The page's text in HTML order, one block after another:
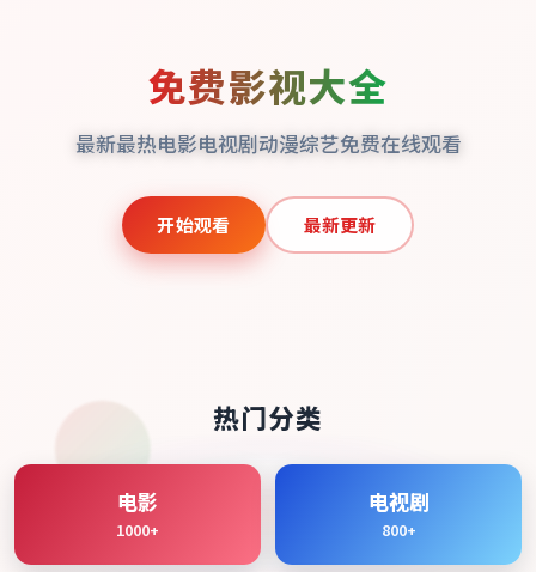
免费影视大全
最新最热电影电视剧动漫综艺免费在线观看
开始观看 最新更新
热门分类
电影
1000+
电视剧
800+